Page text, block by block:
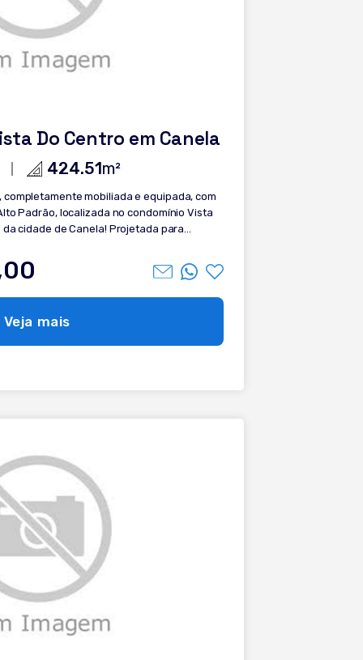
Do Centro em Canela
424.51m²
mobiliada e equipada, com
Padrão, localizada no condomínio Vista
cidade de Canela! Projetada para
no térreo; - Banheiros com piso aquecido; -
com pé direito duplo, e varanda; - Lavabo;
em todos
com 2 vagas
Veja mais